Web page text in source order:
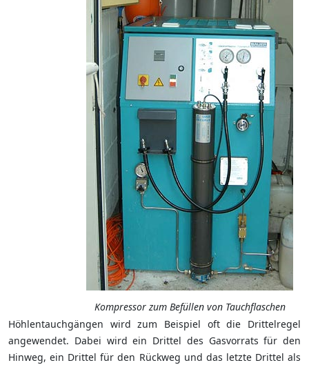
Kompressor zum Befüllen von Tauchflaschen
Höhlentauchgängen wird zum Beispiel oft die Drittelregel
angewendet. Dabei wird ein Drittel des Gasvorrats für den
Hinweg, ein Drittel für den Rückweg und das letzte Drittel als